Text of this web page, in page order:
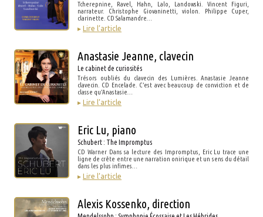
Tcherepnine, Ravel, Hahn, Lalo, Landowski. Vincent Figuri,
narrateur. Christophe Giovaninetti, violon. Philippe Cuper,
clarinette. CD Salamandre…
▸ Lire l’article
Anastasie Jeanne, clavecin
Le cabinet de curiosités
Trésors oubliés du clavecin des Lumières. Anastasie Jeanne
clavecin. CD Encelade. C’est avec beaucoup de conviction et de
classe qu’Anastasie…
▸ Lire l’article
Eric Lu, piano
Schubert : The Impromptus
CD Warner Dans sa lecture des Impromptus, Eric Lu trace une
ligne de crête entre une narration onirique et un sens du détail
dans les plus infimes…
▸ Lire l’article
Alexis Kossenko, direction